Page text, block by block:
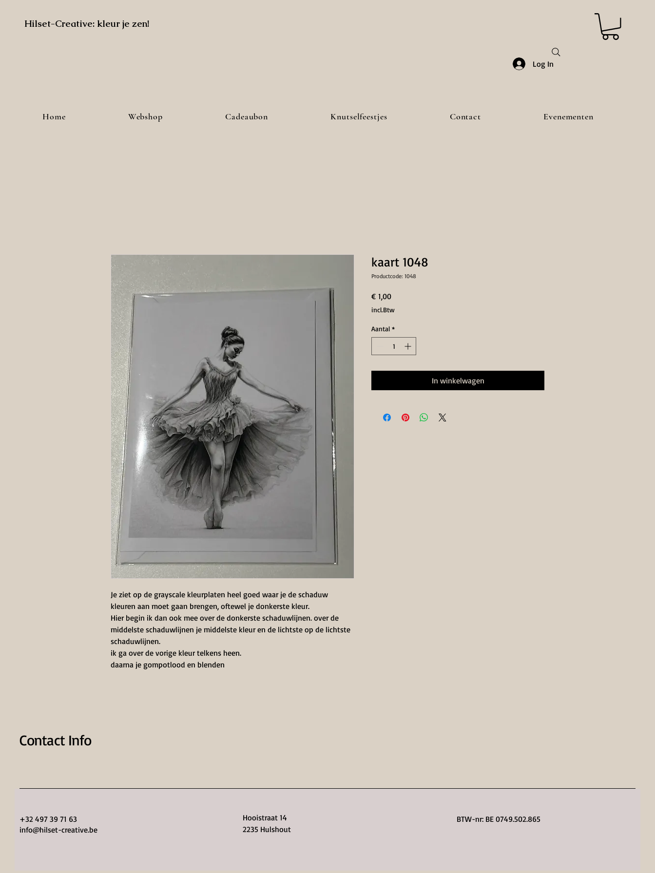
Log In
Hilset-Creative: kleur je zen!
Home Webshop Cadeaubon Knutselfeestjes Contact Evenementen
Je ziet op de grayscale kleurplaten heel goed waar je de schaduw
kleuren aan moet gaan brengen, oftewel je donkerste kleur.
Hier begin ik dan ook mee over de donkerste schaduwlijnen. over de
middelste schaduwlijnen je middelste kleur en de lichtste op de lichtste
schaduwlijnen.
ik ga over de vorige kleur telkens heen.
daarna je gompotlood en blenden
kaart 1048
Productcode: 1048
€ 1,00Prijs
incl.Btw
Aantal *
In winkelwagen
Contact Info
+32 497 39 71 63
info@hilset-creative.be
Hooistraat 14
2235 Hulshout
BTW-nr: BE 0749.502.865